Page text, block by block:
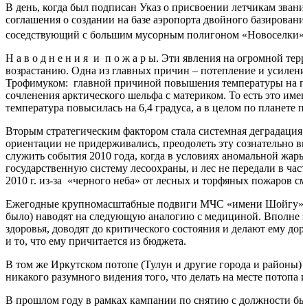
В день, когда был подписан Указ о присвоении летчикам
соглашения о создании на базе аэропорта двойного
соседствующий с большим мусорным полигоном
Н а в о д н е н и я и п о ж а р ы. Эти явления на огромной
возрастанию. Одна из главных причин – потепление и
Трофимуком: главной причиной повышения температуры на
сочленения арктического шельфа с материком. То есть это
температура повысилась на 6,4 градуса, а в целом по
Вторым стратегическим фактором стала системная
ориентации не придерживались, преодолеть эту
служить события 2010 года, когда в условиях аномальной
государственную систему лесоохраны, и лес не передали в
2010 г. из-за «черного неба» от лесных и торфяных
Ежегодные крупномасштабные подвиги МЧС «имени Шойгу»
было) наводят на следующую аналогию с медициной. Вполне
здоровья, доводят до критического состояния и делают ему
и то, что ему причитается из бюджета.
В том же Иркутском потопе (Тулун и другие города и
никакого разумного видения того, что делать на месте
В прошлом году в рамках кампании по снятию с должности